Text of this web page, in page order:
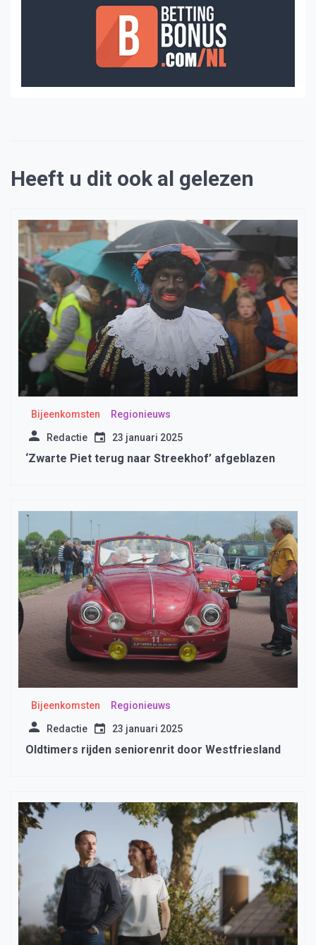
Heeft u dit ook al gelezen
Bijeenkomsten Regionieuws
Redactie 23 januari 2025
‘Zwarte Piet terug naar Streekhof’ afgeblazen
Bijeenkomsten Regionieuws
Redactie 23 januari 2025
Oldtimers rijden seniorenrit door Westfriesland